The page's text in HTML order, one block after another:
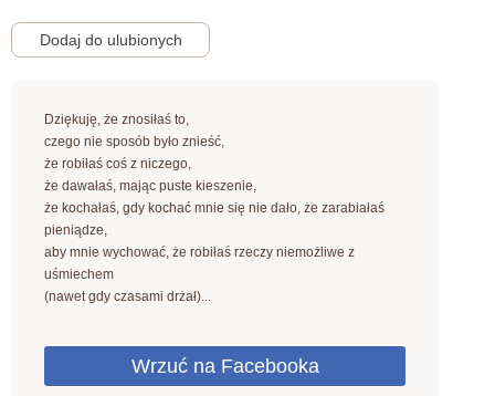
Dziękuję, że znosiłaś to,
czego nie sposób było znieść,
że robiłaś coś z niczego,
że dawałaś, mając puste kieszenie,
że kochałaś, gdy kochać mnie się nie dało, że zarabiałaś
pieniądze,
aby mnie wychować, że robiłaś rzeczy niemożliwe z
uśmiechem
(nawet gdy czasami drżał)...